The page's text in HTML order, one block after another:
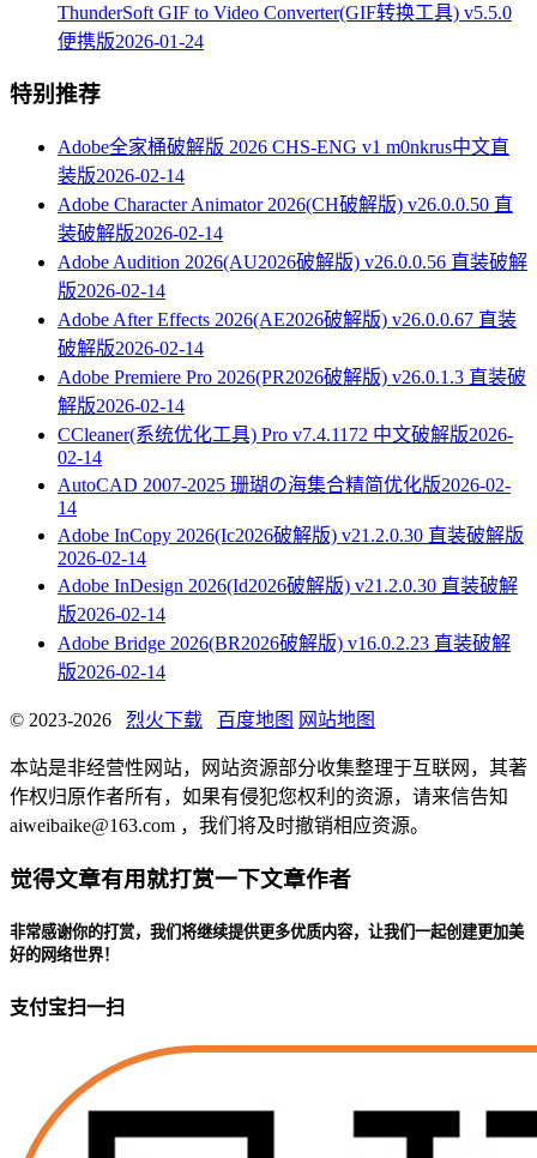
ThunderSoft GIF to Video Converter(GIF转换工具) v5.5.0
便携版2026-01-24
特别推荐
Adobe全家桶破解版 2026 CHS-ENG v1 m0nkrus中文直
装版2026-02-14
Adobe Character Animator 2026(CH破解版) v26.0.0.50 直
装破解版2026-02-14
Adobe Audition 2026(AU2026破解版) v26.0.0.56 直装破解
版2026-02-14
Adobe After Effects 2026(AE2026破解版) v26.0.0.67 直装
破解版2026-02-14
Adobe Premiere Pro 2026(PR2026破解版) v26.0.1.3 直装破
解版2026-02-14
CCleaner(系统优化工具) Pro v7.4.1172 中文破解版2026-
02-14
AutoCAD 2007-2025 珊瑚の海集合精简优化版2026-02-
14
Adobe InCopy 2026(Ic2026破解版) v21.2.0.30 直装破解版
2026-02-14
Adobe InDesign 2026(Id2026破解版) v21.2.0.30 直装破解
版2026-02-14
Adobe Bridge 2026(BR2026破解版) v16.0.2.23 直装破解
版2026-02-14
© 2023-2026 烈火下载 百度地图 网站地图
本站是非经营性网站，网站资源部分收集整理于互联网，其著
作权归原作者所有，如果有侵犯您权利的资源，请来信告知
aiweibaike@163.com ，我们将及时撤销相应资源。
觉得文章有用就打赏一下文章作者
非常感谢你的打赏，我们将继续提供更多优质内容，让我们一起创建更加美
好的网络世界！
支付宝扫一扫